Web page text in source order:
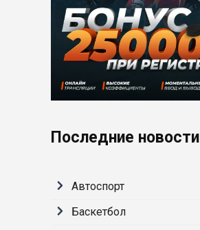
Последние новости
Автоспорт
Баскетбол